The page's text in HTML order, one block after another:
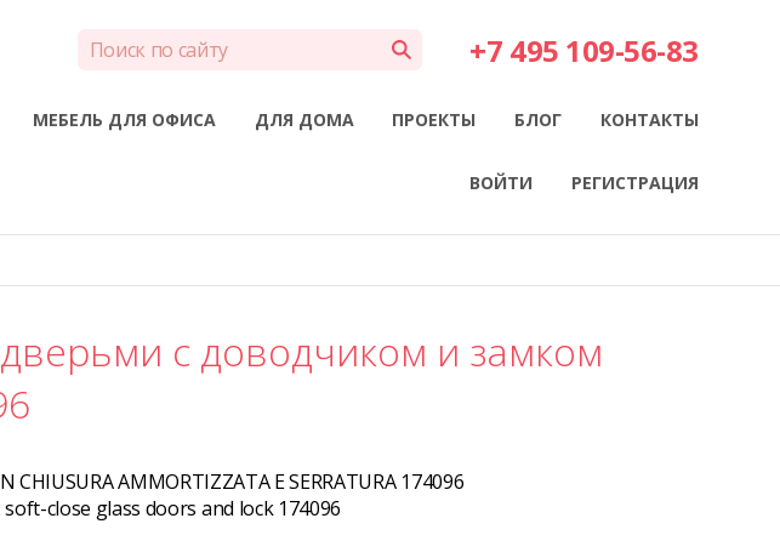
+7 495 109-56-83
МЕБЕЛЬ ДЛЯ ОФИСА ДЛЯ ДОМА ПРОЕКТЫ БЛОГ КОНТАКТЫ
ВОЙТИ РЕГИСТРАЦИЯ
с доводчиком и замком
CHIUSURA AMMORTIZZATA E SERRATURA 174096
close glass doors and lock 174096